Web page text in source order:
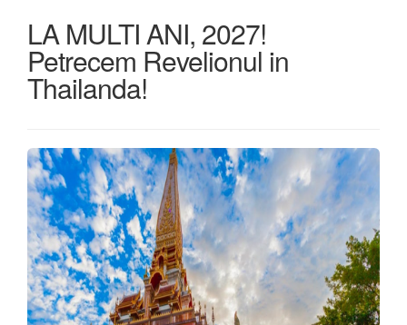
LA MULTI ANI, 2027!
Petrecem Revelionul in
Thailanda!